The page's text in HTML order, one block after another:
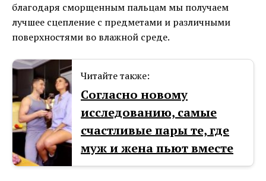
благодаря сморщенным пальцам мы получаем
лучшее сцепление с предметами и различными
поверхностями во влажной среде.
Читайте также:
Согласно новому
исследованию, самые
счастливые пары те, где
муж и жена пьют вместе